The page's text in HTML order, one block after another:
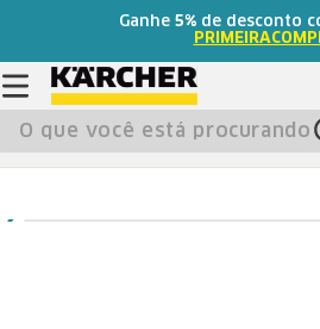
Ganhe 5% de desconto
O que você está procurando?